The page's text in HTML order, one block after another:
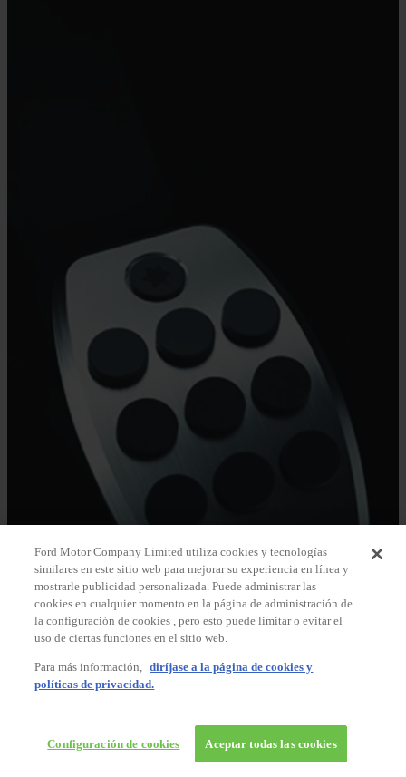
Ford Motor Company Limited utiliza cookies y tecnologías
similares en este sitio web para mejorar su experiencia en línea y
mostrarle publicidad personalizada. Puede administrar las
cookies en cualquier momento en la página de administración de
la configuración de cookies , pero esto puede limitar o evitar el
uso de ciertas funciones en el sitio web.
Para más información, diríjase a la página de cookies y
políticas de privacidad.
Configuración de cookies Aceptar todas las cookies